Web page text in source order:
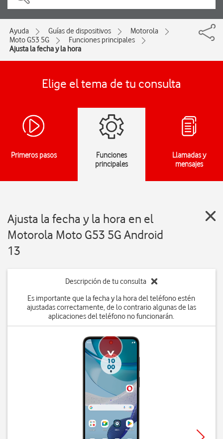
Ayuda Guías de dispositivos
Motorola
Moto G53 5G
Funciones principales
Ajusta la fecha y la hora
Elige el tema de tu consulta
Primeros pasos
Funciones
principales
Llamadas y
mensajes
Ajusta la fecha y la hora en el
Motorola Moto G53 5G Android
13
Descripción de tu consulta
Es importante que la fecha y la hora del teléfono estén
ajustadas correctamente, de lo contrario algunas de las
aplicaciones del teléfono no funcionarán.